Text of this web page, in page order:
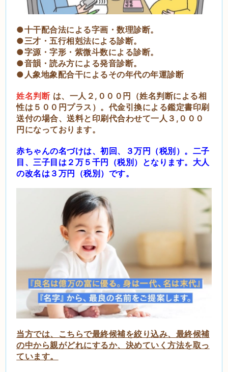
●十干配合法による字画・数理診断。
●三才・五行相剋法による診断。
●字源・字形・紫微斗数による診断。
●音韻・読み方による発音診断。
●人象地象配合干によるその年代の年運診断
姓名判断 は、一人２,０００円（姓名判断による相
性は５００円プラス）。代金引換による鑑定書印刷
送付の場合、送料と印刷代合わせて一人３,０００
円になっております。
赤ちゃんの名づけは、初回、３万円（税別）。二子
目、三子目は２万５千円（税別）となります。大人
の改名は３万円（税別）です。
当方では、こちらで最終候補を絞り込み、最終候補
の中から親がどれにするか、決めていく方法を取っ
ています。